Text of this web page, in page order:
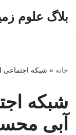
بلاگ علوم
خانه » شبکه
شبکه
آبی